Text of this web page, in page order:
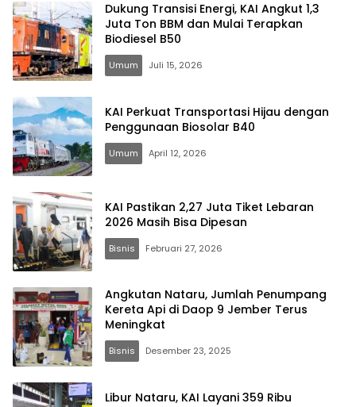
Dukung Transisi Energi, KAI Angkut 1,3
Juta Ton BBM dan Mulai Terapkan
Biodiesel B50
Umum Juli 15, 2026
KAI Perkuat Transportasi Hijau dengan
Penggunaan Biosolar B40
Umum April 12, 2026
KAI Pastikan 2,27 Juta Tiket Lebaran
2026 Masih Bisa Dipesan
Bisnis Februari 27, 2026
Angkutan Nataru, Jumlah Penumpang
Kereta Api di Daop 9 Jember Terus
Meningkat
Bisnis Desember 23, 2025
Libur Nataru, KAI Layani 359 Ribu